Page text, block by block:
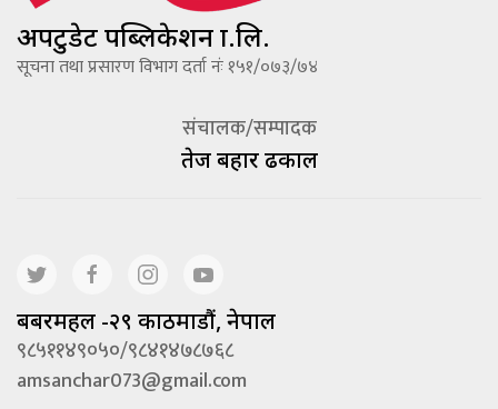
अपटुडेट पब्लिकेशन प्रा.लि.
सूचना तथा प्रसारण विभाग दर्ता नंः १५१/०७३/७४
संचालक/सम्पादक
तेज बहादूर ढकाल
बबरमहल -२९ काठमाडौं, नेपाल
९८५११४९०५०/९८४१४७८७६८
amsanchar073@gmail.com